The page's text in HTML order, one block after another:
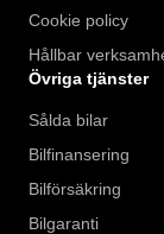
Cookie policy
Hållbar
Övriga tjänster
Sålda bilar
Bilfinansering
Bilförsäkring
Bilgaranti